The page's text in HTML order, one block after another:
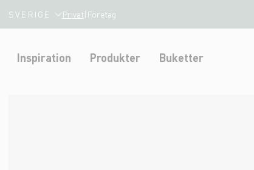
SVERIGE Privat| Företag
Inspiration Produkter Buketter